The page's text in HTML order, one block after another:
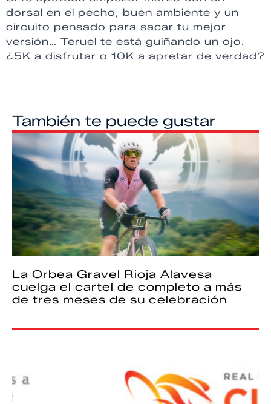
dorsal en el pecho, buen ambiente y un
circuito pensado para sacar tu mejor
versión… Teruel te está guiñando un ojo.
¿5K a disfrutar o 10K a apretar de verdad?
También te puede gustar
La Orbea Gravel Rioja Alavesa
cuelga el cartel de completo a más
de tres meses de su celebración